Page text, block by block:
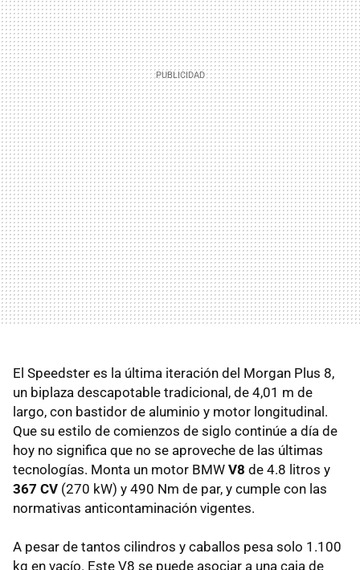
El Speedster es la última iteración del Morgan Plus 8,
un biplaza descapotable tradicional, de 4,01 m de
largo, con bastidor de aluminio y motor longitudinal.
Que su estilo de comienzos de siglo continúe a día de
hoy no significa que no se aproveche de las últimas
tecnologías. Monta un motor BMW V8 de 4.8 litros y
367 CV (270 kW) y 490 Nm de par, y cumple con las
normativas anticontaminación vigentes.
A pesar de tantos cilindros y caballos pesa solo 1.100
kg en vacío. Este V8 se puede asociar a una caja de